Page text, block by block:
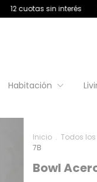
4 cuotas s/interés
Habitación
Inicio . Todos
7B
Bowl